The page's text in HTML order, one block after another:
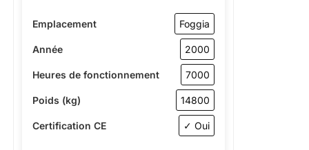
Emplacement Foggia
Année 2000
Heures de fonctionnement 7000
Poids (kg) 14800
Certification CE ✓ Oui